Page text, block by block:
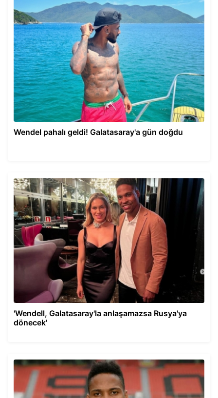
Wendel pahalı geldi! Galatasaray'a gün doğdu
'Wendell, Galatasaray'la anlaşamazsa Rusya'ya
dönecek'